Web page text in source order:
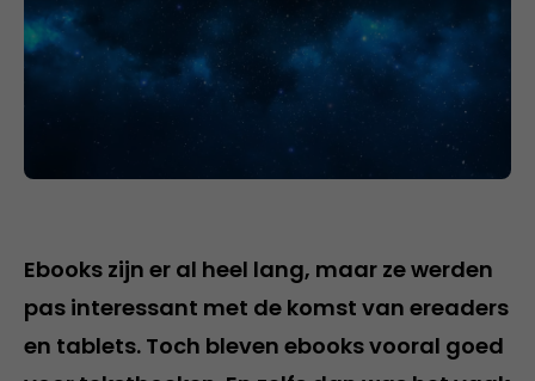
Ebooks zijn er al heel lang, maar ze werden
pas interessant met de komst van ereaders
en tablets. Toch bleven ebooks vooral goed